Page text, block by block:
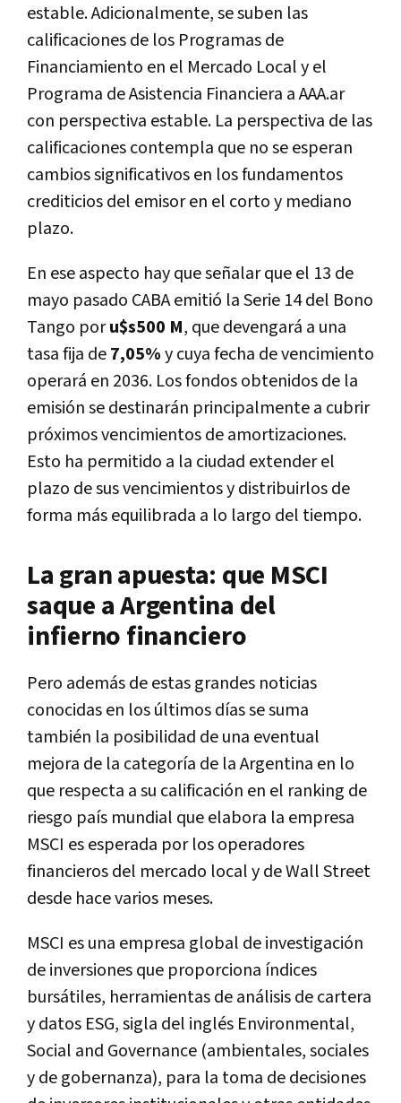
estable. Adicionalmente, se suben las
calificaciones de los Programas de
Financiamiento en el Mercado Local y el
Programa de Asistencia Financiera a AAA.ar
con perspectiva estable. La perspectiva de las
calificaciones contempla que no se esperan
cambios significativos en los fundamentos
crediticios del emisor en el corto y mediano
plazo.
En ese aspecto hay que señalar que el 13 de
mayo pasado CABA emitió la Serie 14 del Bono
Tango poru$s500 M, que devengará a una
tasa fija de7,05%y cuya fecha de vencimiento
operará en 2036. Los fondos obtenidos de la
emisión se destinarán principalmente a cubrir
próximos vencimientos de amortizaciones.
Esto ha permitido a la ciudad extender el
plazo de sus vencimientos y distribuirlos de
forma más equilibrada a lo largo del tiempo.
La gran apuesta: que MSCI
saque a Argentina del
infierno financiero
Pero además de estas grandes noticias
conocidas en los últimos días se suma
también la posibilidad de una eventual
mejora de la categoría de la Argentina en lo
que respecta a su calificación en el ranking de
riesgo país mundial que elabora la empresa
MSCI es esperada por los operadores
financieros del mercado local y de Wall Street
desde hace varios meses.
MSCI es una empresa global de investigación
de inversiones que proporciona índices
bursátiles, herramientas de análisis de cartera
y datos ESG, sigla del inglés Environmental,
Social and Governance (ambientales, sociales
y de gobernanza), para la toma de decisiones